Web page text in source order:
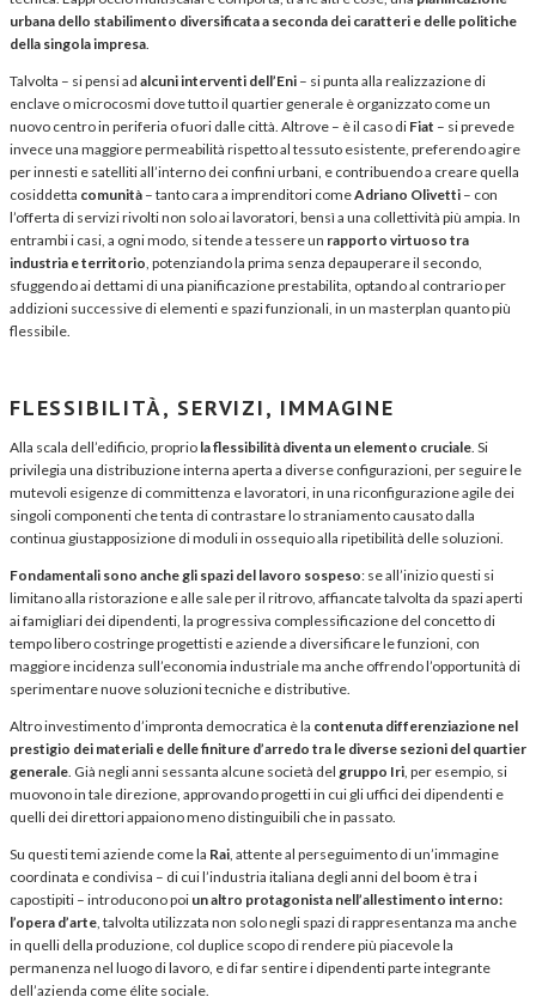
urbana dello stabilimento diversificata a seconda dei caratteri e delle politiche
della singola impresa
Talvolta – si pensi ad alcuni interventi dell’Eni – si punta alla realizzazione di
enclave o microcosmi dove tutto il quartier generale è organizzato come un
nuovo centro in periferia o fuori dalle città. Altrove – è il caso di Fiat – si prevede
invece una maggiore permeabilità rispetto al tessuto esistente, preferendo agire
per innesti e satelliti all’interno dei confini urbani, e contribuendo a creare quella
cosiddetta comunità – tanto cara a imprenditori comeAdriano Olivetti – con
l’offerta di servizi rivolti non solo ai lavoratori, bensì a una collettività più ampia. In
entrambi i casi, a ogni modo, si tende a tessere un rapporto virtuoso tra
industria e territorio , potenziando la prima senza depauperare il secondo,
sfuggendo ai dettami di una pianificazione prestabilita, optando al contrario per
addizioni successive di elementi e spazi funzionali, in un masterplan quanto più
flessibile.
FLESSIBILITÀ, SERVIZI, IMMAGINE
Alla scala dell’edificio, proprio la flessibilità diventa un elemento cruciale . Si
privilegia una distribuzione interna aperta a diverse configurazioni, per seguire le
mutevoli esigenze di committenza e lavoratori, in una riconfigurazione agile dei
singoli componenti che tenta di contrastare lo straniamento causato dalla
continua giustapposizione di moduli in ossequio alla ripetibilità delle soluzioni.
Fondamentali sono anche gli spazi del lavoro sospeso: se all’inizio questi si
limitano alla ristorazione e alle sale per il ritrovo, affiancate talvolta da spazi aperti
ai famigliari dei dipendenti, la progressiva complessificazione del concetto di
tempo libero costringe progettisti e aziende a diversificare le funzioni, con
maggiore incidenza sull’economia industriale ma anche offrendo l’opportunità di
sperimentare nuove soluzioni tecniche e distributive.
Altro investimento d’impronta democratica è la contenuta differenziazione nel
prestigio dei materiali e delle finiture d’arredo tra le diverse sezioni del quartier
generale . Già negli anni sessanta alcune società del gruppo Iri , per esempio, si
muovono in tale direzione, approvando progetti in cui gli uffici dei dipendenti e
quelli dei direttori appaiono meno distinguibili che in passato.
Su questi temi aziende come la Rai , attente al perseguimento di un’immagine
coordinata e condivisa – di cui l’industria italiana degli anni del boom è tra i
capostipiti – introducono poi un altro protagonista nell’allestimento interno:
l’opera d’arte , talvolta utilizzata non solo negli spazi di rappresentanza ma anche
in quelli della produzione, col duplice scopo di rendere più piacevole la
permanenza nel luogo di lavoro, e di far sentire i dipendenti parte integrante
dell’azienda come élite sociale.